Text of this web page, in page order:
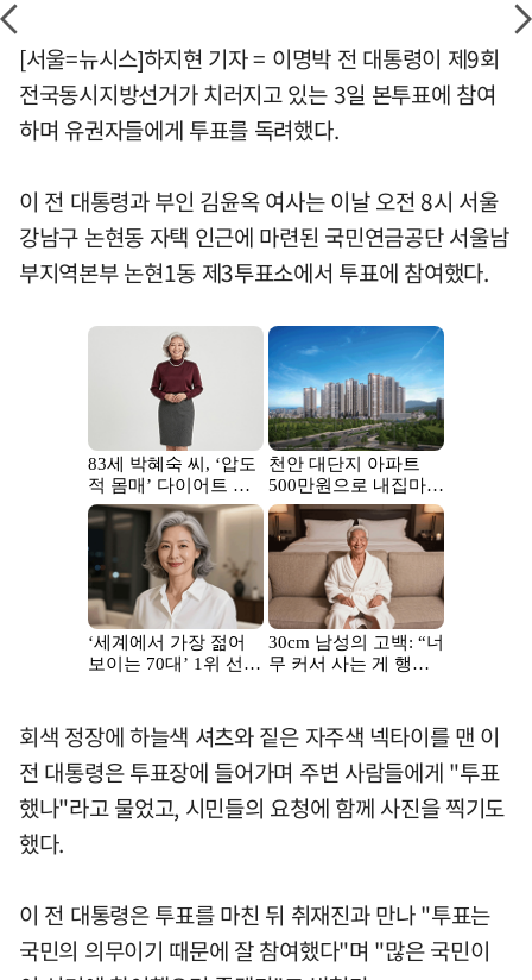
[서울=뉴시스]하지현 기자 = 이명박 전 대통령이 제9회
전국동시지방선거가 치러지고 있는 3일 본투표에 참여
하며 유권자들에게 투표를 독려했다.
이 전 대통령과 부인 김윤옥 여사는 이날 오전 8시 서울
강남구 논현동 자택 인근에 마련된 국민연금공단 서울남
부지역본부 논현1동 제3투표소에서 투표에 참여했다.
회색 정장에 하늘색 셔츠와 짙은 자주색 넥타이를 맨 이
전 대통령은 투표장에 들어가며 주변 사람들에게 "투표
했나"라고 물었고, 시민들의 요청에 함께 사진을 찍기도
했다.
이 전 대통령은 투표를 마친 뒤 취재진과 만나 "투표는
국민의 의무이기 때문에 잘 참여했다"며 "많은 국민이